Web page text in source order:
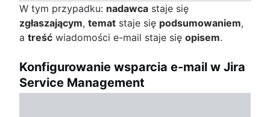
W tym przypadku: nadawca staje się
zgłaszającym, temat staje się podsumowaniem,
a treść wiadomości e-mail staje się opisem.
Konfigurowanie wsparcia e-mail w Jira
Service Management